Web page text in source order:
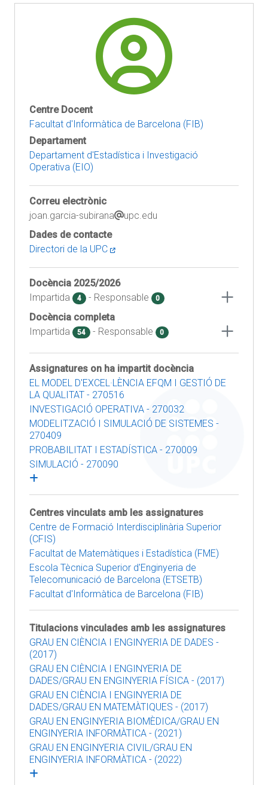
Centre Docent
Facultat d'Informàtica de Barcelona (FIB)
Departament
Departament d'Estadística i Investigació
Operativa (EIO)
Correu electrònic
joan.garcia-subirana
upc.edu
Dades de contacte
Directori de la UPC
Docència 2025/2026
Impartida
4 - Responsable 0
Docència completa
Impartida
54 - Responsable 0
Assignatures on ha impartit docència
EL MODEL D'EXCEL·LÈNCIA EFQM I GESTIÓ DE
LA QUALITAT - 270516
INVESTIGACIÓ OPERATIVA - 270032
MODELITZACIÓ I SIMULACIÓ DE SISTEMES -
270409
PROBABILITAT I ESTADÍSTICA - 270009
SIMULACIÓ - 270090
Centres vinculats amb les assignatures
Centre de Formació Interdisciplinària Superior
(CFIS)
Facultat de Matemàtiques i Estadística (FME)
Escola Tècnica Superior d'Enginyeria de
Telecomunicació de Barcelona (ETSETB)
Facultat d'Informàtica de Barcelona (FIB)
Titulacions vinculades amb les assignatures
GRAU EN CIÈNCIA I ENGINYERIA DE DADES -
(2017)
GRAU EN CIÈNCIA I ENGINYERIA DE
DADES/GRAU EN ENGINYERIA FÍSICA - (2017)
GRAU EN CIÈNCIA I ENGINYERIA DE
DADES/GRAU EN MATEMÀTIQUES - (2017)
GRAU EN ENGINYERIA BIOMÈDICA/GRAU EN
ENGINYERIA INFORMÀTICA - (2021)
GRAU EN ENGINYERIA CIVIL/GRAU EN
ENGINYERIA INFORMÀTICA - (2022)